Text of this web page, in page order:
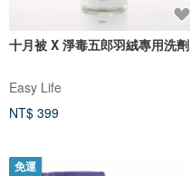
十月被 X 淨毒五郎羽絨專用洗劑
Easy Life
NT$ 399
免運